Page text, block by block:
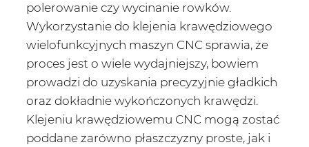
polerowanie czy wycinanie rowków.
Wykorzystanie do klejenia krawędziowego
wielofunkcyjnych maszyn CNC sprawia, że
proces jest o wiele wydajniejszy, bowiem
prowadzi do uzyskania precyzyjnie gładkich
oraz dokładnie wykończonych krawędzi.
Klejeniu krawędziowemu CNC mogą zostać
poddane zarówno płaszczyzny proste, jak i